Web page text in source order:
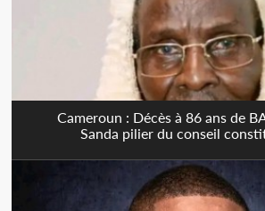
Cameroun : Décès à 86 ans de
Sanda pilier du conseil